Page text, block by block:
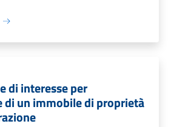
di interesse per
di un immobile di proprietà